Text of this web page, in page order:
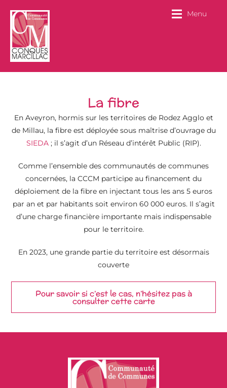
Menu
La fibre
En Aveyron, hormis sur les territoires de Rodez Agglo et
de Millau, la fibre est déployée sous maîtrise d’ouvrage du
SIEDA ; il s’agit d’un Réseau d’intérêt Public (RIP).
Comme l’ensemble des communautés de communes
concernées, la CCCM participe au financement du
déploiement de la fibre en injectant tous les ans 5 euros
par an et par habitants soit environ 60 000 euros. Il s’agit
d’une charge financière importante mais indispensable
pour le territoire.
En 2023, une grande partie du territoire est désormais
couverte
Pour savoir si c’est le cas, n’hésitez pas à
consulter cette carte